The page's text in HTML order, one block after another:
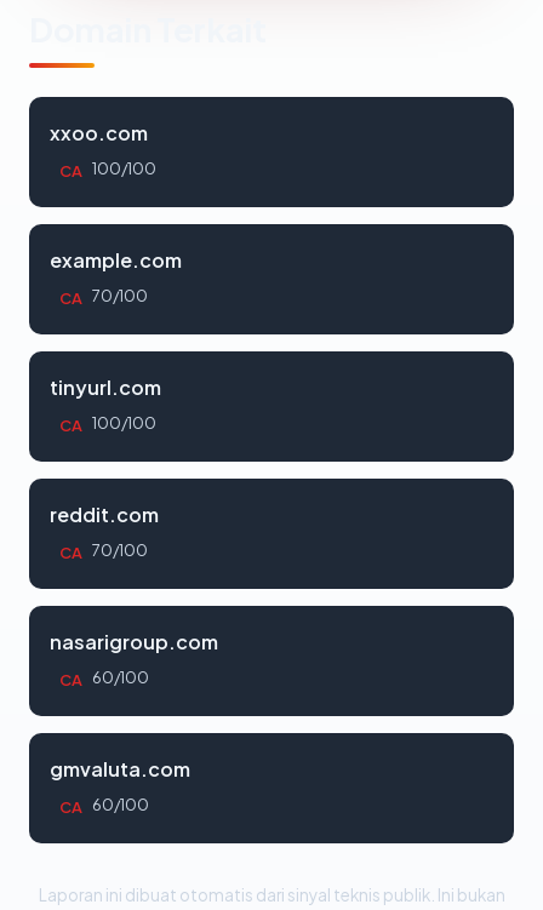
xxoo.com
CA 100/100
example.com
CA 70/100
tinyurl.com
CA 100/100
reddit.com
CA 70/100
nasarigroup.com
CA 60/100
gmvaluta.com
CA 60/100
Laporan ini dibuat otomatis dari sinyal teknis publik. Ini bukan